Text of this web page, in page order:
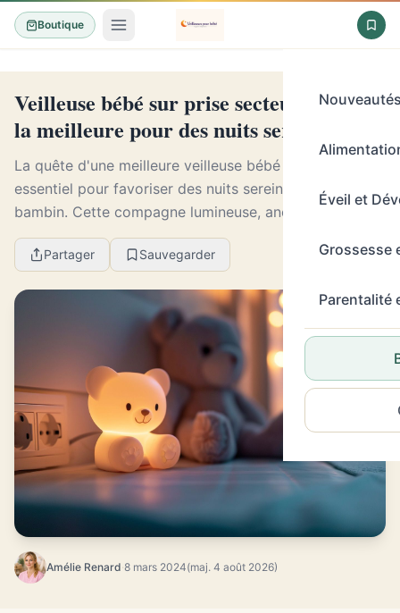
Boutique
Éveil et
Grossesse
Parentalité
Veilleuse bébé sur prise secteur : choisir
la meilleure pour des nuits sereines
La quête d'une meilleure veilleuse bébé est un périple
essentiel pour favoriser des nuits sereines à votre
bambin. Cette compagne lumineuse, ancrée dans
l'univers nocturne des tout-petits, se révèle ê...
Partager Sauvegarder
Amélie Renard·8 mars 2024(maj. 4 août 2026)